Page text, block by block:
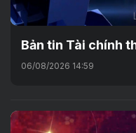
Bản tin Tài chính
06/08/2026 14:59